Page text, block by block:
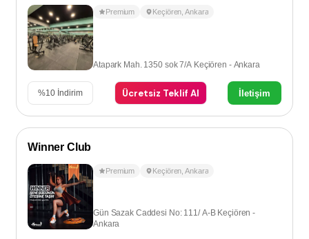
Premium Keçiören ,Ankara
Atapark Mah. 1350 sok 7/A Keçiören - Ankara
%10 İndirim Ücretsiz Teklif Al İletişim
Winner Club
Premium Keçiören ,Ankara
Gün Sazak Caddesi No: 111/ A-B Keçiören -
Ankara